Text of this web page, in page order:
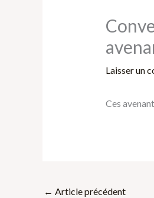
Laisser un
Ces
← Article précédent